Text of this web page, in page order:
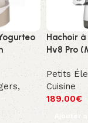
,
Hachoir
Hv8 Pro
Petits
Cuisine
189.00€
Ajouter